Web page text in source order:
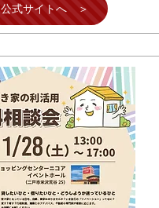
公式サイトへ ＞